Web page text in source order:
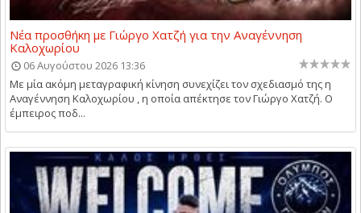
Νέα προσθήκη με Γιώργο Χατζή για την Αναγέννηση
Καλοχωρίου
06 Αυγούστου 2026 13:36
Με μία ακόμη μεταγραφική κίνηση συνεχίζει τον σχεδιασμό της η
Αναγέννηση Καλοχωρίου , η οποία απέκτησε τον Γιώργο Χατζή. Ο
έμπειρος ποδ...